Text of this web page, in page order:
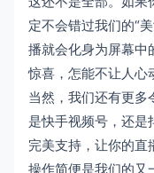
定不会错过我们的“
播就会化身为屏幕中
惊喜，怎能不让人心
当然，我们还有更多
是快手视频号，还
完美支持，让你的直
操作简便是我们的又